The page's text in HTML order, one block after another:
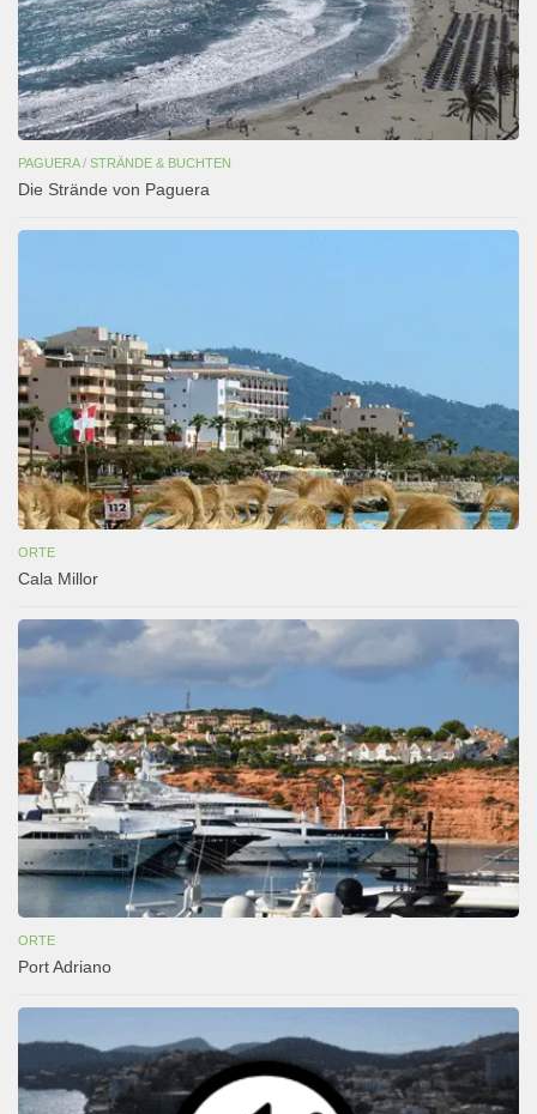
PAGUERA/ STRÄNDE & BUCHTEN
Die Strände von Paguera
ORTE
Cala Millor
ORTE
Port Adriano